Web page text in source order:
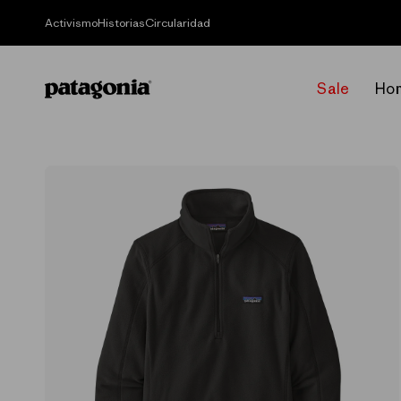
directamente
ActivismoHistoriasCircularidad
Sale